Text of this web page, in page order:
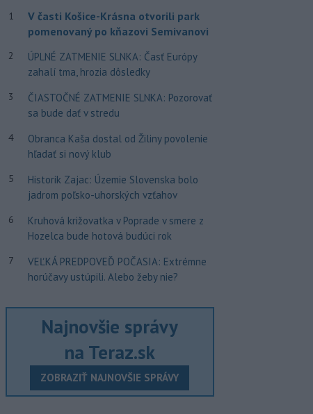
1
V časti Košice-Krásna otvorili park
pomenovaný po kňazovi Semivanovi
2
ÚPLNÉ ZATMENIE SLNKA: Časť Európy
zahalí tma, hrozia dôsledky
3
ČIASTOČNÉ ZATMENIE SLNKA: Pozorovať
sa bude dať v stredu
4
Obranca Kaša dostal od Žiliny povolenie
hľadať si nový klub
5
Historik Zajac: Územie Slovenska bolo
jadrom poľsko-uhorských vzťahov
6
Kruhová križovatka v Poprade v smere z
Hozelca bude hotová budúci rok
7
VEĽKÁ PREDPOVEĎ POČASIA: Extrémne
horúčavy ustúpili. Alebo žeby nie?
Najnovšie správy
na Teraz.sk
ZOBRAZIŤ NAJNOVŠIE SPRÁVY